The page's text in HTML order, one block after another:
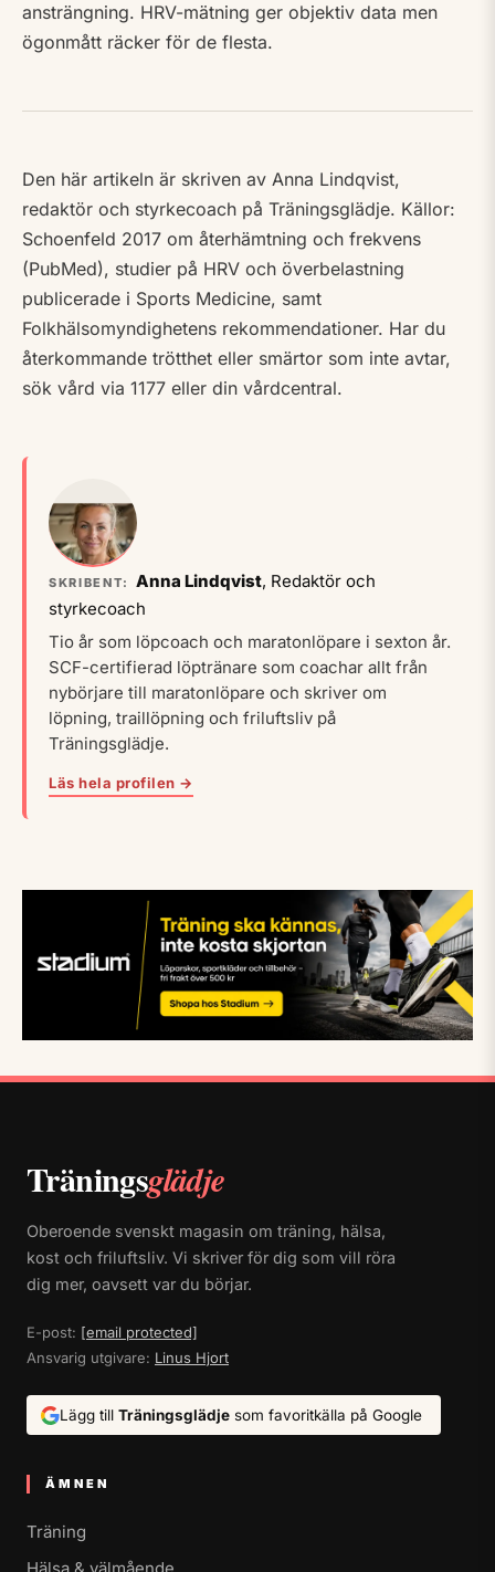
ansträngning. HRV-mätning ger objektiv data men
ögonmått räcker för de flesta.
Den här artikeln är skriven av Anna Lindqvist,
redaktör och styrkecoach på Träningsglädje. Källor:
Schoenfeld 2017 om återhämtning och frekvens
(PubMed), studier på HRV och överbelastning
publicerade i Sports Medicine, samt
Folkhälsomyndighetens rekommendationer. Har du
återkommande trötthet eller smärtor som inte avtar,
sök vård via 1177 eller din vårdcentral.
SKRIBENT: Anna Lindqvist, Redaktör och
styrkecoach
Tio år som löpcoach och maratonlöpare i sexton år.
SCF-certifierad löptränare som coachar allt från
nybörjare till maratonlöpare och skriver om
löpning, traillöpning och friluftsliv på
Träningsglädje.
Läs hela profilen →
Träningsglädje
Oberoende svenskt magasin om träning, hälsa,
kost och friluftsliv. Vi skriver för dig som vill röra
dig mer, oavsett var du börjar.
E-post: [email protected]
Ansvarig utgivare: Linus Hjort
Lägg till Träningsglädje som favoritkälla på Google
ÄMNEN
Träning